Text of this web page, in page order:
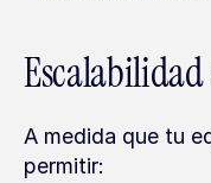
A medida que tu
permitir: